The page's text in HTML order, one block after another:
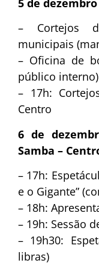
– Cortejos
municipais
– Oficina de
público interno)
– 17h:
Centro
6 de
Samba –
– 17h:
e o Gigante”
– 18h:
– 19h: Sessão
– 19h30:
libras)